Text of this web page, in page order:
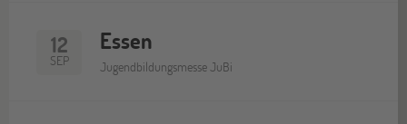
12
SEP
Essen
Jugendbildungsmesse JuBi